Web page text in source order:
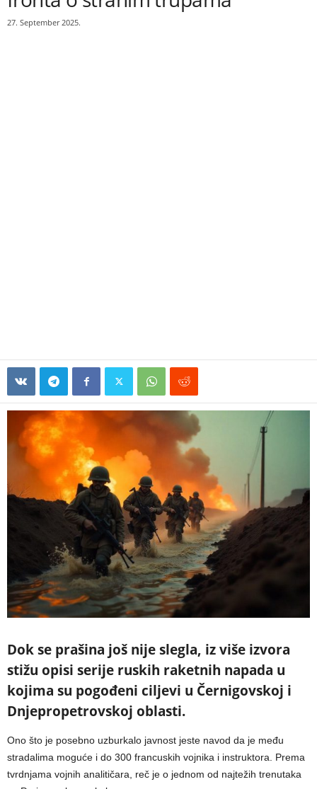
27. September 2025.
Dok se prašina još nije slegla, iz više izvora
stižu opisi serije ruskih raketnih napada u
kojima su pogođeni ciljevi u Černigovskoj i
Dnjepropetrovskoj oblasti.
Ono što je posebno uzburkalo javnost jeste navod da je među
stradalima moguće i do 300 francuskih vojnika i instruktora. Prema
tvrdnjama vojnih analitičara, reč je o jednom od najtežih trenutaka